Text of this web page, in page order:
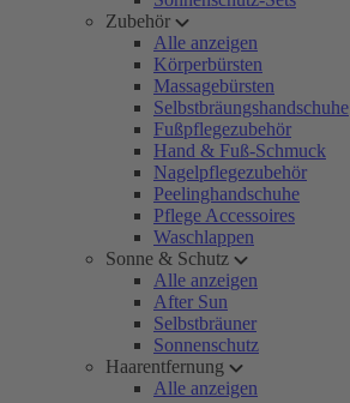
Zubehör
Alle anzeigen
Körperbürsten
Massagebürsten
Selbstbräungshandschuhe
Fußpflegezubehör
Hand & Fuß-Schmuck
Nagelpflegezubehör
Peelinghandschuhe
Pflege Accessoires
Waschlappen
Sonne & Schutz
Alle anzeigen
After Sun
Selbstbräuner
Sonnenschutz
Haarentfernung
Alle anzeigen